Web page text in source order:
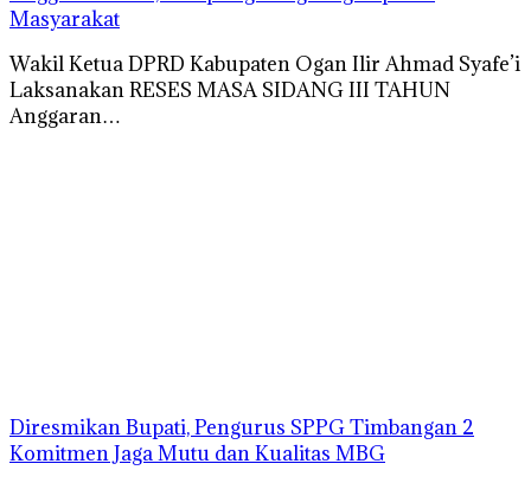
Masyarakat
Wakil Ketua DPRD Kabupaten Ogan Ilir Ahmad Syafe’i
Laksanakan RESES MASA SIDANG III TAHUN
Anggaran…
Diresmikan Bupati, Pengurus SPPG Timbangan 2
Komitmen Jaga Mutu dan Kualitas MBG